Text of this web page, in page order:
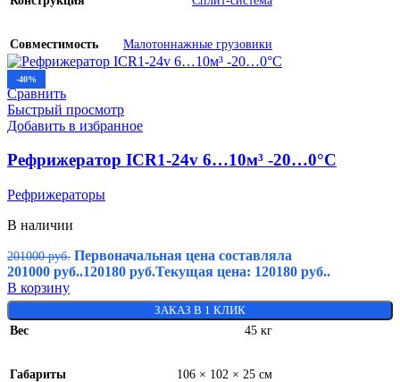
Совместимость Малотоннажные грузовики
-40%
Сравнить
Быстрый просмотр
Добавить в избранное
Рефрижератор ICR1-24v 6…10м³ -20…0°C
Рефрижераторы
В наличии
201000руб. Первоначальная цена составляла
201000 руб..120180 руб.Текущая цена: 120180 руб..
В корзину
ЗАКАЗ В 1 КЛИК
Вес 45 кг
Габариты 106 × 102 × 25 см